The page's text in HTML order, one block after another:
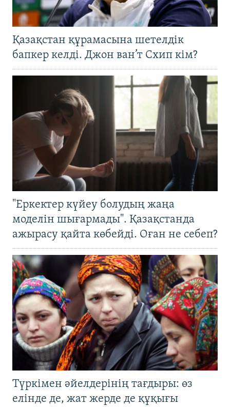
Қазақстан құрамасына шетелдік
бапкер келді. Джон ван’т Схип кім?
"Еркектер күйеу болудың жаңа
моделін шығармады". Қазақстанда
ажырасу қайта көбейді. Оған не себеп?
Түркімен әйелдерінің тағдыры: өз
елінде де, жат жерде де құқығы